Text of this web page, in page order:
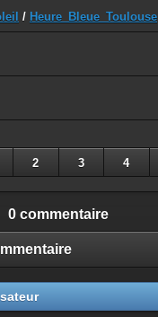
/ Heure_Bleue_Toulouse
2 3 4
0 commentaire